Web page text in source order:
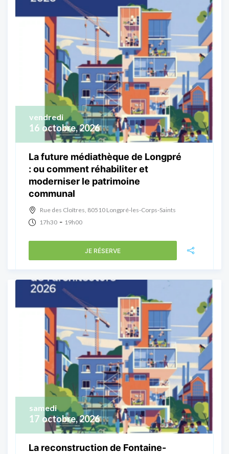
16 octobre, 2026
vendredi
La future médiathèque de Longpré
: ou comment réhabiliter et
moderniser le patrimoine
communal
Rue des Cloîtres, 80510 Longpré-les-Corps-Saints
17h30 - 19h00
JE RÉSERVE
17 octobre, 2026
samedi
La reconstruction de Fontaine-